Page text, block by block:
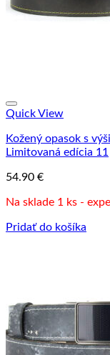
Quick View
Kožený opasok s
Limitovaná edícia 11
54.90 €
Na sklade 1 ks -
Pridať do košíka